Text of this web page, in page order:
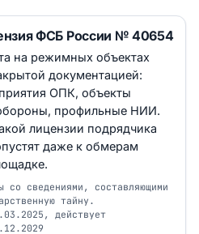
ФСБ России № 40654
на режимных объектах
документацией:
ОПК, объекты
профильные НИИ.
лицензии подрядчика
даже к обмерам
со сведениями, составляющими
тайну.
действует